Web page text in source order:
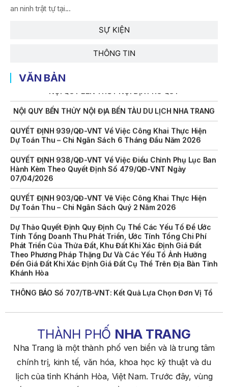
SỰ KIỆN
THÔNG TIN
an ninh trật tự tại...
VĂN BẢN
THÔNG BÁO Số 659/TB-VNT Năm 2026 V/v Đính Chính
Quản Lý Vịnh Nha Trang Về Việc Lựa Chọn Tổ Chức Đấu
NỘI QUY BẾN THỦY NỘI ĐỊA PHÚ QUÝ
NỘI QUY BẾN THỦY NỘI ĐỊA BẾN TÀU DU LỊCH NHA TRANG
QUYẾT ĐỊNH 939/QĐ-VNT Về Việc Công Khai Thực Hiện
Dự Toán Thu – Chi Ngân Sách 6 Tháng Đầu Năm 2026
QUYẾT ĐỊNH 938/QĐ-VNT Về Việc Điều Chỉnh Phụ Lục Ban
Hành Kèm Theo Quyết Định Số 479/QĐ-VNT Ngày
07/04/2026
QUYẾT ĐỊNH 903/QĐ-VNT Vê Việc Công Khai Thực Hiện
Dự Toán Thu – Chi Ngân Sách Quý 2 Năm 2026
Dự Thảo Quyết Định Quy Định Cụ Thể Các Yếu Tố Để Ước
Tính Tổng Doanh Thu Phát Triển, Ước Tính Tổng Chi Phí
Phát Triển Của Thửa Đất, Khu Đất Khi Xác Định Giá Đất
Theo Phương Pháp Thặng Dư Và Các Yếu Tố Ảnh Hưởng
Đến Giá Đất Khi Xác Định Giá Đất Cụ Thể Trên Địa Bàn Tỉnh
Khánh Hòa
THÔNG BÁO Số 707/TB-VNT: Kết Quả Lựa Chọn Đơn Vị Tổ
Chức Đấu Giá Tài Sản Đối Với Mô Tô Nước Cứu Hộ VNT 01
Chức Đấu Giá Tài Sản Đối Với Ca Nô 200CV VNT 02 Biển
Số KH-0387
THÔNG BÁO Số 659/TB-VNT Năm 2026 V/v Đính Chính
Thông Báo Số 641/TB-VNT Ngày 18/05/2026 Của Ban
Quản Lý Vịnh Nha Trang Về Việc Lựa Chọn Tổ Chức Đấu
THÀNH PHỐ NHA TRANG
Nha Trang là một thành phố ven biển và là trung tâm
chính trị, kinh tế, văn hóa, khoa học kỹ thuật và du
lịch của tỉnh Khánh Hòa, Việt Nam. Trước đây, vùng